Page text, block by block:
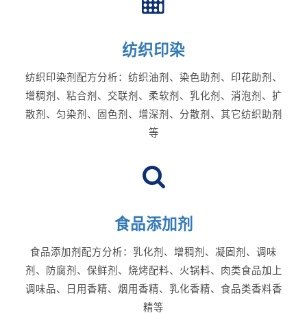
纺织印染
纺织印染剂配方分析：纺织油剂、染色助剂、印花助剂、
增稠剂、粘合剂、交联剂、柔软剂、乳化剂、消泡剂、扩
散剂、匀染剂、固色剂、增深剂、分散剂、其它纺织助剂
等
食品添加剂
食品添加剂配方分析：乳化剂、增稠剂、凝固剂、调味
剂、防腐剂、保鲜剂、烧烤配料、火锅料、肉类食品加上
调味品、日用香精、烟用香精、乳化香精、食品类香料香
精等